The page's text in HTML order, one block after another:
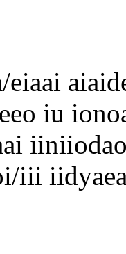
eiaai
iu
iii